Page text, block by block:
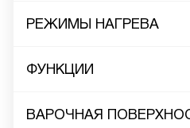
РЕЖИМЫ НАГРЕВА
ФУНКЦИИ
ВАРОЧНАЯ